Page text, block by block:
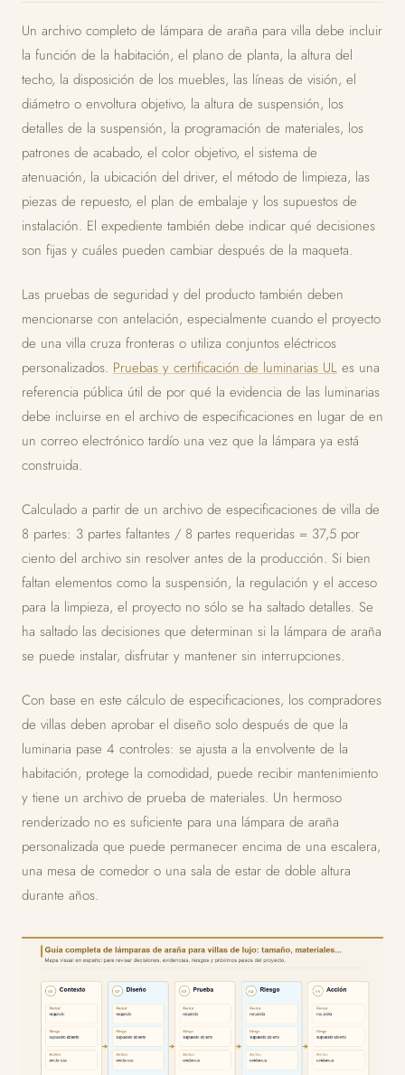
Un archivo completo de lámpara de araña para villa debe incluir
la función de la habitación, el plano de planta, la altura del
techo, la disposición de los muebles, las líneas de visión, el
diámetro o envoltura objetivo, la altura de suspensión, los
detalles de la suspensión, la programación de materiales, los
patrones de acabado, el color objetivo, el sistema de
atenuación, la ubicación del driver, el método de limpieza, las
piezas de repuesto, el plan de embalaje y los supuestos de
instalación. El expediente también debe indicar qué decisiones
son fijas y cuáles pueden cambiar después de la maqueta.
Las pruebas de seguridad y del producto también deben
mencionarse con antelación, especialmente cuando el proyecto
de una villa cruza fronteras o utiliza conjuntos eléctricos
personalizados. Pruebas y certificación de luminarias UL es una
referencia pública útil de por qué la evidencia de las luminarias
debe incluirse en el archivo de especificaciones en lugar de en
un correo electrónico tardío una vez que la lámpara ya está
construida.
Calculado a partir de un archivo de especificaciones de villa de
8 partes: 3 partes faltantes / 8 partes requeridas = 37,5 por
ciento del archivo sin resolver antes de la producción. Si bien
faltan elementos como la suspensión, la regulación y el acceso
para la limpieza, el proyecto no sólo se ha saltado detalles. Se
ha saltado las decisiones que determinan si la lámpara de araña
se puede instalar, disfrutar y mantener sin interrupciones.
Con base en este cálculo de especificaciones, los compradores
de villas deben aprobar el diseño solo después de que la
luminaria pase 4 controles: se ajusta a la envolvente de la
habitación, protege la comodidad, puede recibir mantenimiento
y tiene un archivo de prueba de materiales. Un hermoso
renderizado no es suficiente para una lámpara de araña
personalizada que puede permanecer encima de una escalera,
una mesa de comedor o una sala de estar de doble altura
durante años.